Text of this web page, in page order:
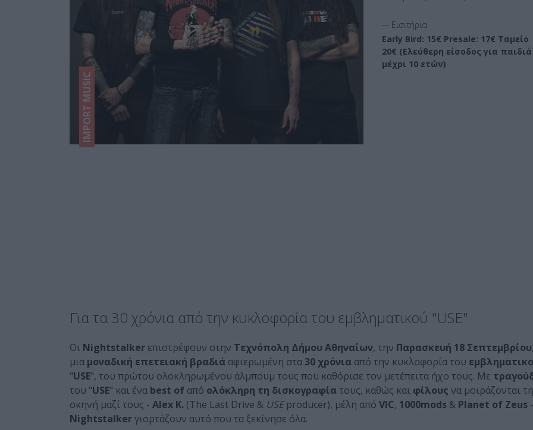
IMPORT MUSIC
Εισιτήρια
Early Bird: 15€ Presale: 17€ Ταμείο
20€ (Ελεύθερη είσοδος για παιδιά
μέχρι 10 ετών)
Για τα 30 χρόνια από την κυκλοφορία του εμβληματικού "USE"
Οι Nightstalker επιστρέφουν στην Τεχνόπολη Δήμου Αθηναίων, την Παρασκευή 18 Σεπτεμβρίου
μια μοναδική επετειακή βραδιά αφιερωμένη στα30 χρόνια από την κυκλοφορία του
"USE", του πρώτου ολοκληρωμένου άλμπουμ τους που καθόρισε τον μετέπειτα ήχο τους. Με
του "USE" και ένα best of από ολόκληρη τη δισκογραφία τους, καθώς και φίλους να μοιράζονται τη
σκηνή μαζί τους - Alex K. (The Last Drive & USEproducer), μέλη από VIC, 1000mods & Planet of Zeus
Nightstalkerγιορτάζουν αυτό που τα ξεκίνησε όλα.